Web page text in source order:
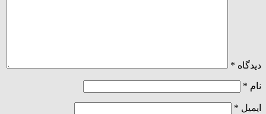
دیدگاه *
نام *
ایمیل *